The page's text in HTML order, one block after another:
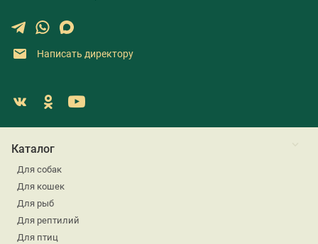
Написать директору
Каталог
Для собак
Для кошек
Для рыб
Для рептилий
Для птиц